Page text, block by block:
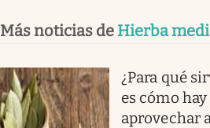
Más noticias de Hierba
¿Para qué
es cómo
aprovechar